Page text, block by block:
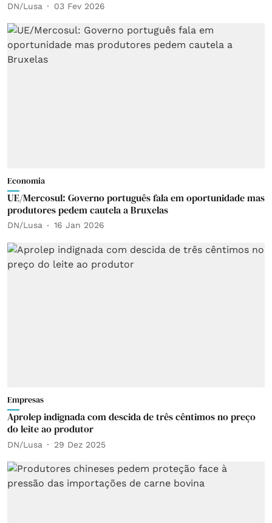
DN/Lusa 03 Fev 2026
Economia
UE/Mercosul: Governo português fala em oportunidade mas
produtores pedem cautela a Bruxelas
DN/Lusa 16 Jan 2026
Empresas
Aprolep indignada com descida de três cêntimos no preço
do leite ao produtor
DN/Lusa 29 Dez 2025